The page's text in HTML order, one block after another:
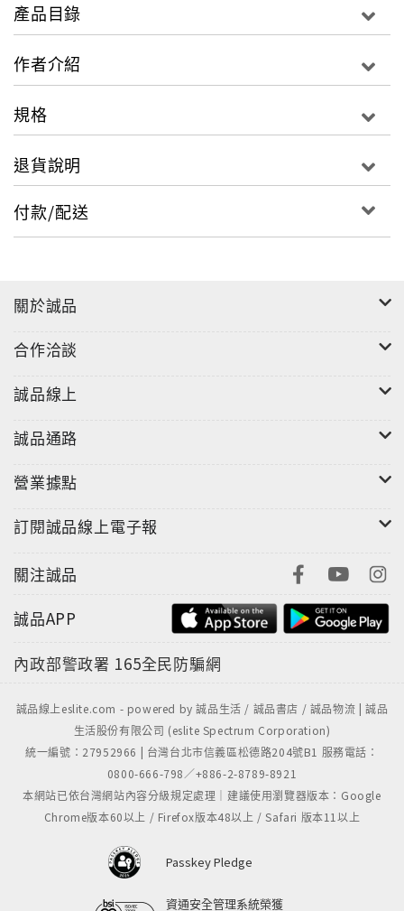
產品目錄
作者介紹
規格
退貨說明
付款/配送
關於誠品
合作洽談
誠品線上
誠品通路
營業據點
訂閱誠品線上電子報
關注誠品
誠品APP
內政部警政署 165全民防騙網
誠品線上eslite.com - powered by 誠品生活 / 誠品書店 / 誠品物流 | 誠品
生活股份有限公司 (eslite Spectrum Corporation)
統一編號：27952966 | 台灣台北市信義區松德路204號B1 服務電話：
0800-666-798／+886-2-8789-8921
本網站已依台灣網站內容分級規定處理｜建議使用瀏覽器版本：Google
Chrome版本60以上 / Firefox版本48以上 / Safari 版本11以上
Passkey Pledge
資通安全管理系統榮獲